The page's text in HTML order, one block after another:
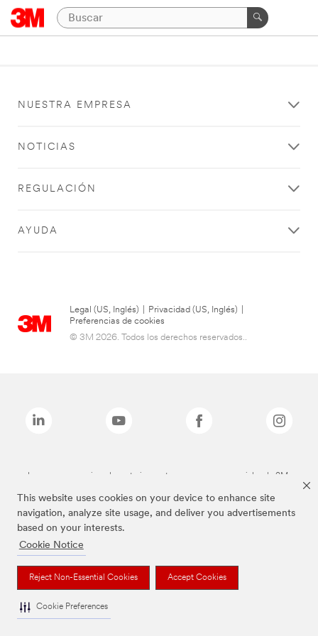
This website uses cookies on your device to enhance site
navigation, analyze site usage, and deliver you advertisements
based on your interests.
Cookie Notice
Reject Non-Essential Cookies Accept Cookies
Cookie Preferences
NUESTRA EMPRESA
NOTICIAS
REGULACIÓN
AYUDA
Legal (US, Inglés) Privacidad (US, Inglés)
Preferencias de cookies
© 3M 2026. Todos los derechos reservados..
Las marcas mencionadas anteriormente son marcas comerciales de 3M.